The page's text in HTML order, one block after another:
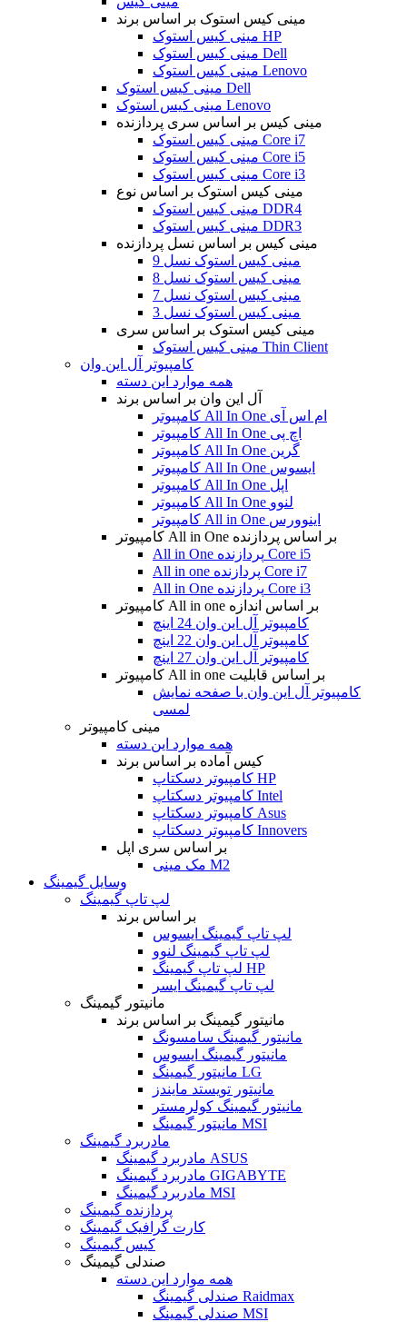
مینی کیس استوک بر اساس برند
مینی کیس استوک HP
مینی کیس استوک Dell
مینی کیس استوک Lenovo
مینی کیس استوک Dell
مینی کیس استوک Lenovo
مینی کیس بر اساس سری پردازنده
مینی کیس استوک Core i7
مینی کیس استوک Core i5
مینی کیس استوک Core i3
مینی کیس استوک بر اساس نوع
مینی کیس استوک DDR4
مینی کیس استوک DDR3
مینی کیس بر اساس نسل پردازنده
مینی کیس استوک نسل 9
مینی کیس استوک نسل 8
مینی کیس استوک نسل 7
مینی کیس استوک نسل 3
مینی کیس استوک بر اساس سری
مینی کیس استوک Thin Client
کامپیوتر آل این وان
همه موارد این دسته
آل این وان بر اساس برند
کامپیوتر All In One ام اس آی
کامپیوتر All In One اچ پی
کامپیوتر All In One گرین
کامپیوتر All In One ایسوس
کامپیوتر All In One اپل
کامپیوتر All In One لنوو
کامپیوتر All in One اینوورس
کامپیوتر All in One بر اساس پردازنده
All in One پردازنده Core i5
All in one پردازنده Core i7
All in One پردازنده Core i3
کامپیوتر All in one بر اساس اندازه
کامپیوتر آل این وان 24 اینچ
کامپیوتر آل این وان 22 اینچ
کامپیوتر آل این وان 27 اینچ
کامپیوتر All in one بر اساس قابلیت
کامپیوتر آل این وان با صفحه نمایش
لمسی
مینی کامپیوتر
همه موارد این دسته
کیس آماده بر اساس برند
کامپیوتر دسکتاپ HP
کامپیوتر دسکتاپ Intel
کامپیوتر دسکتاپ Asus
کامپیوتر دسکتاپ Innovers
بر اساس سری اپل
مک مینی M2
وسایل گیمینگ
لپ تاپ گیمینگ
بر اساس برند
لپ تاپ گیمینگ ایسوس
لپ تاپ گیمینگ لنوو
لپ تاپ گیمینگ HP
لپ تاپ گیمینگ ایسر
مانیتور گیمینگ
مانیتور گیمینگ بر اساس برند
مانیتور گیمینگ سامسونگ
مانیتور گیمینگ ایسوس
مانیتور گیمینگ LG
مانیتور تویستد مایندز
مانیتور گیمینگ کولرمستر
مانیتور گیمینگ MSI
مادربرد گیمینگ
مادربرد گیمینگ ASUS
مادربرد گیمینگ GIGABYTE
مادربرد گیمینگ MSI
پردازنده گیمینگ
کارت گرافیک گیمینگ
کیس گیمینگ
صندلی گیمینگ
همه موارد این دسته
صندلی گیمینگ Raidmax
صندلی گیمینگ MSI